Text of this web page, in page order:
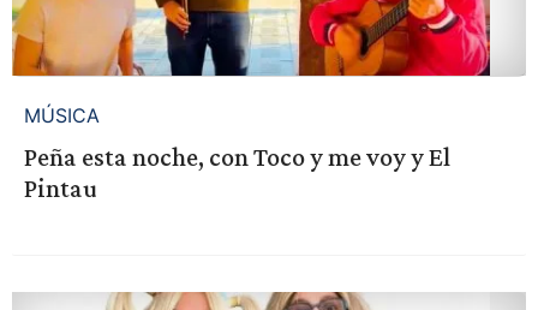
MÚSICA
Peña esta noche, con Toco y me voy y El
Pintau